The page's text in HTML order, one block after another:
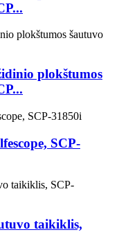
plokštumos
SCP-
taikiklis,